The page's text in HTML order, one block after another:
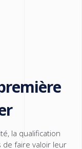
la qualification
de faire valoir leur